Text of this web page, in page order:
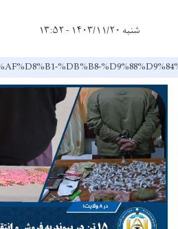
شنبه ۱۴۰۳/۱۱/۲۰ - ۱۳:۵۲
%DB%B8-